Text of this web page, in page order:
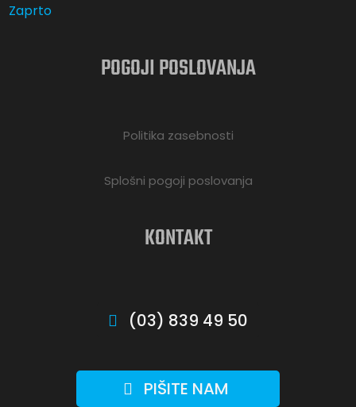
Zaprto
POGOJI POSLOVANJA
Politika zasebnosti
Splošni pogoji poslovanja
KONTAKT
(03) 839 49 50
PIŠITE NAM